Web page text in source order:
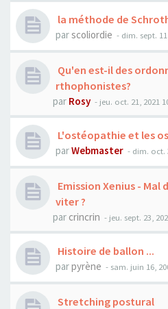
la méthode de
parscoliordie - dim. sept.
Qu'en est-il des
rthophonistes?
par Rosy - jeu. oct. 21, 2021
L'ostéopathie et les
parWebmaster - dim. oct.
Emission Xenius - Mal
viter ?
par crincrin - jeu. sept. 23,
Histoire de ballon ...
parpyrène - sam. juin 16,
Stretching postural